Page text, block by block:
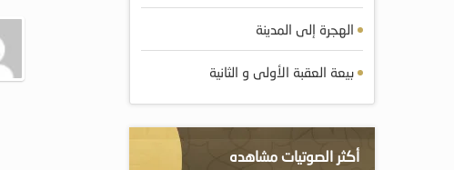
الهجرة إلى المدينة
بيعة العقبة الأولى و الثانية
أكثر الصوتيات مشاهده